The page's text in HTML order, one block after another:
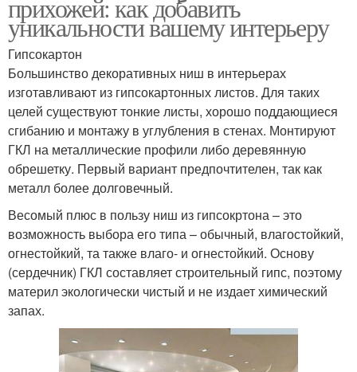
прихожей: как добавить
уникальности вашему интерьеру
Гипсокартон
Большинство декоративных ниш в интерьерах
изготавливают из гипсокартонных листов. Для таких
целей существуют тонкие листы, хорошо поддающиеся
сгибанию и монтажу в углубления в стенах. Монтируют
ГКЛ на металлические профили либо деревянную
обрешетку. Первый вариант предпочтителен, так как
металл более долговечный.
Весомый плюс в пользу ниш из гипсокртона – это
возможность выбора его типа – обычный, влагостойкий,
огнестойкий, та также влаго- и огнестойкий. Основу
(сердечник) ГКЛ составляет строительный гипс, поэтому
материл экологически чистый и не издает химический
запах.